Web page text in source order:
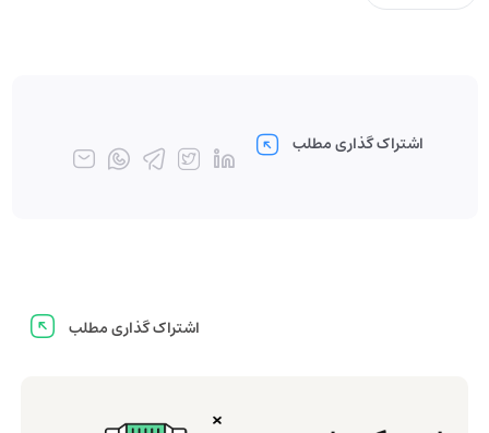
اشتراک گذاری مطلب
اشتراک گذاری مطلب